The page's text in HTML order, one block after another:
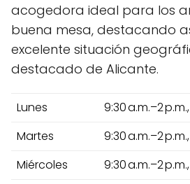
acogedora ideal para los
buena mesa, destacando
excelente situación
destacado de Alicante.
Lunes
9:30 a.m.–2
Martes
9:30 a.m.–2
Miércoles
9:30 a.m.–2